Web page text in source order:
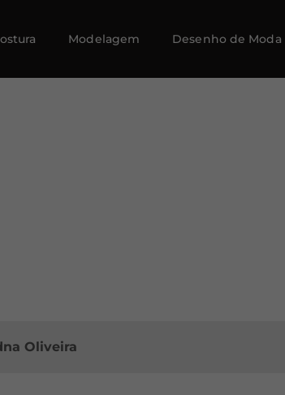
Modelagem Desenho de Moda
Oliveira